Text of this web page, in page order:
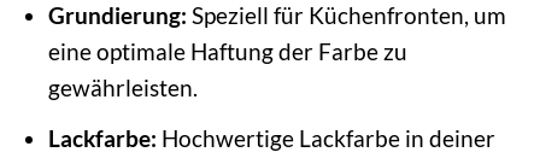
Grundierung: Speziell für Küchenfronten, um
eine optimale Haftung der Farbe zu
gewährleisten.
Lackfarbe: Hochwertige Lackfarbe in deiner